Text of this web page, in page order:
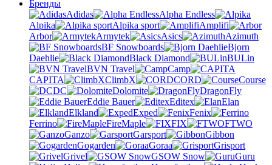
Бренды
Adidas
Alpha Endless
Alpika
Alpika sport
Amplifi
Arbor
Armytek Asics
Azimuth
BF Snowboards
Bjorn
Daehlie
Black Diamond
BULin
BVN Travel
Camp
CAPITA
ClimbX CORD
Course
DC
Dolomite
DragonFly
Eddie Bauer
Editex
Elan
Elkland
Exped
Fenix
Ferrino
FireMaple FIX
FTWO
Ganzo
Garsport
Gibbon
Gogarden
Goraa
Grisport
Grivel
GSOW Snow
Guru